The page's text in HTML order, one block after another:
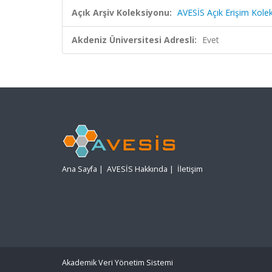
Açık Arşiv Koleksiyonu: AVESİS Açık Erişim
Akdeniz Üniversitesi Adresli: Evet
Ana Sayfa | AVESİS Hakkında | İletişim
Akademik Veri Yönetim Sistemi